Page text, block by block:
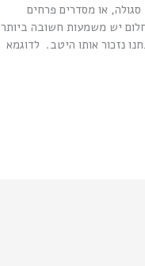
או מסדרים פרחים
יש משמעות חשובה ביותר
נזכור אותו היטב. לדוגמא